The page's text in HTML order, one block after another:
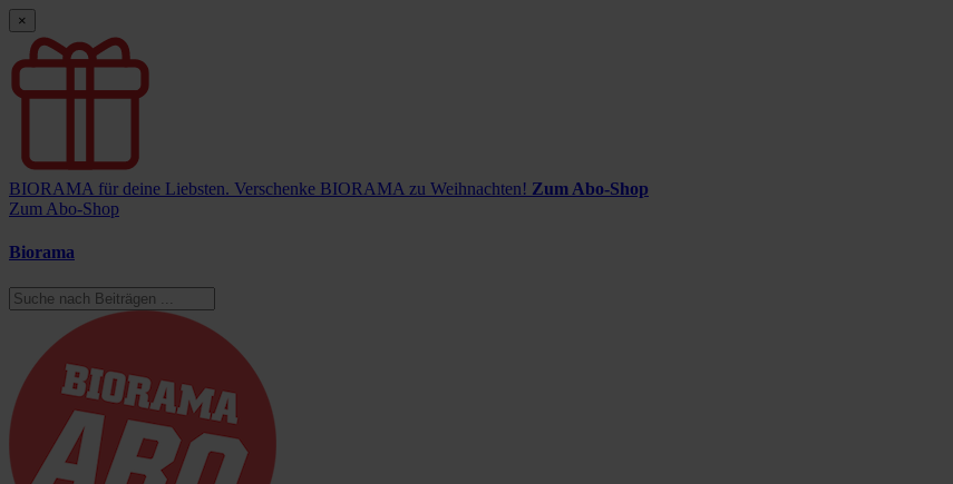
×
BIORAMA für deine Liebsten. Verschenke BIORAMA zu Weihnachten! Zum Abo-Shop
Zum Abo-Shop
Biorama